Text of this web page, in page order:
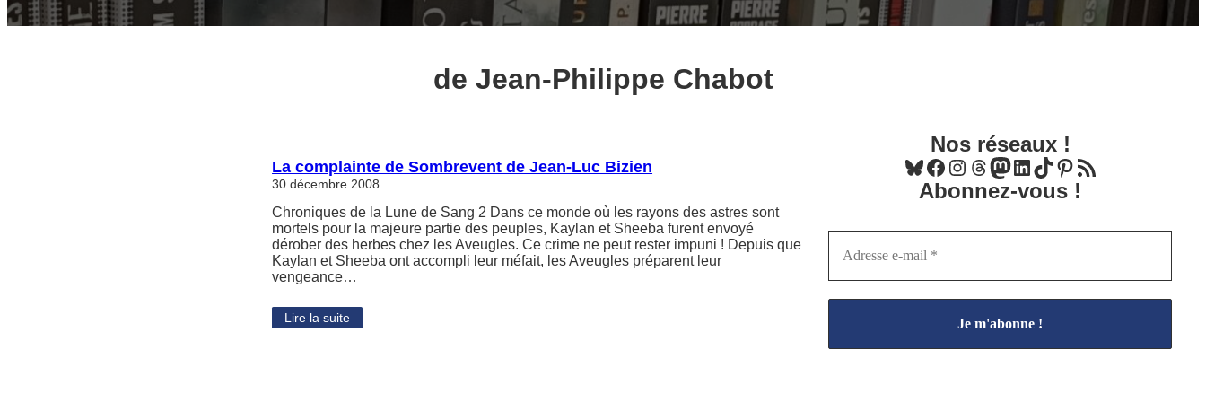
de Jean-Philippe Chabot
La complainte de Sombrevent de Jean-Luc Bizien
30 décembre 2008
Chroniques de la Lune de Sang 2 Dans ce monde où les rayons des astres sont
mortels pour la majeure partie des peuples, Kaylan et Sheeba furent envoyé
dérober des herbes chez les Aveugles. Ce crime ne peut rester impuni ! Depuis que
Kaylan et Sheeba ont accompli leur méfait, les Aveugles préparent leur
vengeance…
Lire la suite
Nos réseaux !
Bluesky Facebook Instagram Threads Mastodon LinkedIn TikTok Pinterest
Flux RSS
Abonnez-vous !